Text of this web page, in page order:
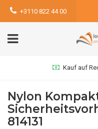
+3110 822 44 00
Kauf auf
Nylon
814131